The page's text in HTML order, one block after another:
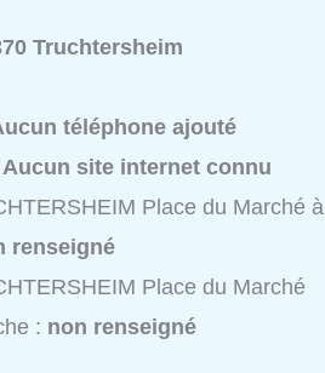
Truchtersheim
téléphone ajouté
Aucun site internet connu
Place du Marché à
renseigné
Place du Marché
: non renseigné